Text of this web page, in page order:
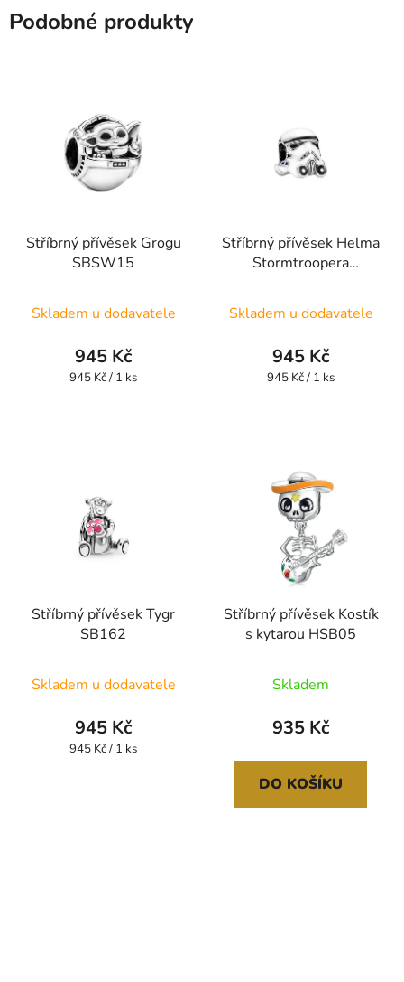
Podobné produkty
Stříbrný přívěsek Grogu
SBSW15
Skladem u dodavatele
945 Kč
Měrná
945 Kč / 1 ks
Stříbrný přívěsek Helma
Stormtroopera
Skladem u dodavatele
945 Kč
Měrná
945 Kč / 1 ks
Stříbrný přívěsek Tygr
SB162
Skladem u dodavatele
945 Kč
Měrná
945 Kč / 1 ks
Stříbrný přívěsek Kostík
s kytarou HSB05
Skladem
935 Kč
DO KOŠÍKU